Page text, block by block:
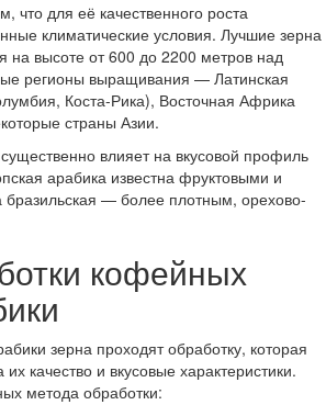
что для её качественного роста
климатические условия. Лучшие зерна
на высоте от 600 до 2200 метров над
регионы выращивания — Латинская
Коста-Рика), Восточная Африка
страны Азии.
влияет на вкусовой профиль
арабика известна фруктовыми и
бразильская — более плотным, орехово-
кофейных
зерна проходят обработку, которая
качество и вкусовые характеристики.
метода обработки: